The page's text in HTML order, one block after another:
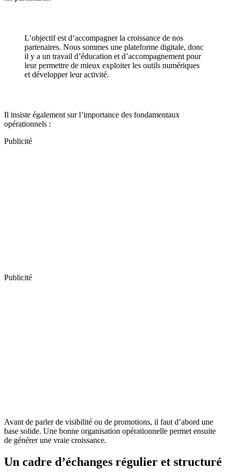
L’objectif est d’accompagner la croissance de nos
partenaires. Nous sommes une plateforme digitale, donc
il y a un travail d’éducation et d’accompagnement pour
leur permettre de mieux exploiter les outils numériques
et développer leur activité.
Il insiste également sur l’importance des fondamentaux
opérationnels :
Publicité
Publicité
Avant de parler de visibilité ou de promotions, il faut d’abord une
base solide. Une bonne organisation opérationnelle permet ensuite
de générer une vraie croissance.
Un cadre d’échanges régulier et structuré